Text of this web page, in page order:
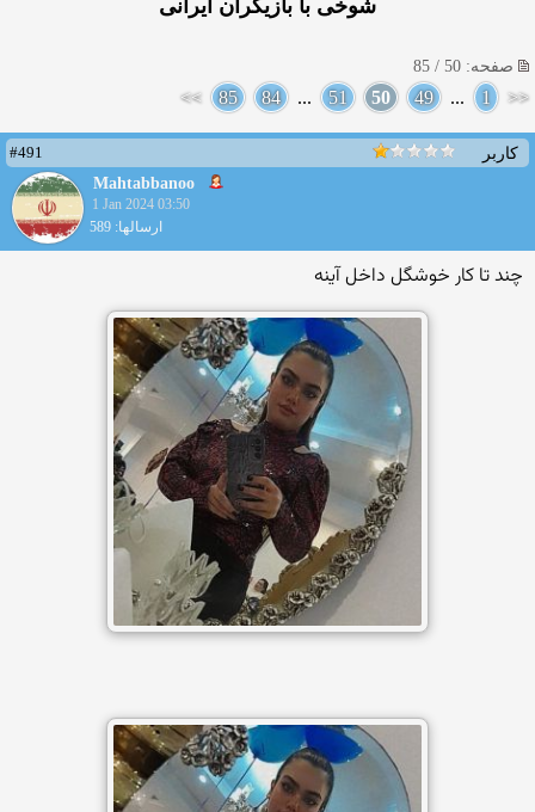
شوخی با بازیگران ایرانی
صفحه: 50 / 85
<<
1
...
49
50
51
...
84
85
>>
کاربر
#491
Mahtabbanoo
1 Jan 2024 03:50
ارسالها: 589
چند تا کار خوشگل داخل آینه